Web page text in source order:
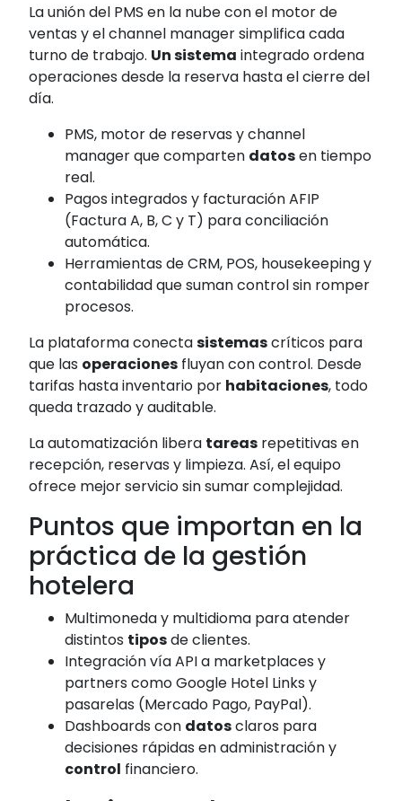
La unión del PMS en la nube con el motor de
ventas y el channel manager simplifica cada
turno de trabajo. Un sistema integrado ordena
operaciones desde la reserva hasta el cierre del
día.
PMS, motor de reservas y channel
manager que comparten datosen tiempo
real.
Pagos integrados y facturación AFIP
(Factura A, B, C y T) para conciliación
automática.
Herramientas de CRM, POS, housekeeping y
contabilidad que suman control sin romper
procesos.
La plataforma conectasistemascríticos para
que las operaciones fluyan con control. Desde
tarifas hasta inventario por habitaciones, todo
queda trazado y auditable.
La automatización libera tareas repetitivas en
recepción, reservas y limpieza. Así, el equipo
ofrece mejor servicio sin sumar complejidad.
Puntos que importan en la
práctica de la gestión
hotelera
Multimoneda y multidioma para atender
distintos tiposde clientes.
Integración vía API a marketplaces y
partners como Google Hotel Links y
pasarelas (Mercado Pago, PayPal).
Dashboards con datosclaros para
decisiones rápidas en administración y
control financiero.